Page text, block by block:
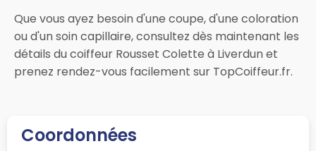
Que vous ayez besoin d'une coupe, d'une coloration
ou d'un soin capillaire, consultez dès maintenant les
détails du coiffeur Rousset Colette à Liverdun et
prenez rendez-vous facilement sur TopCoiffeur.fr.
Coordonnées